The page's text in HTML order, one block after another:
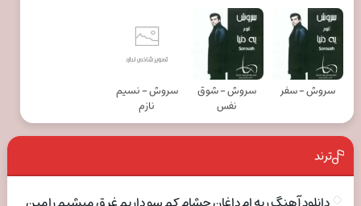
سروش - سفر
سروش - شوق
نفس
سروش - نسیم
نازم
ترند